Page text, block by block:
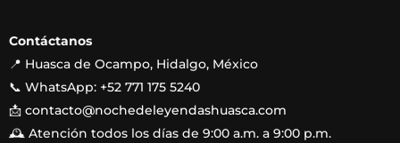
Contáctanos
📍 Huasca de Ocampo, Hidalgo, México
📞 WhatsApp: +52 771 175 5240
📩 contacto@nochedeleyendashuasca.com
🕰 Atención todos los días de 9:00 a.m. a 9:00 p.m.